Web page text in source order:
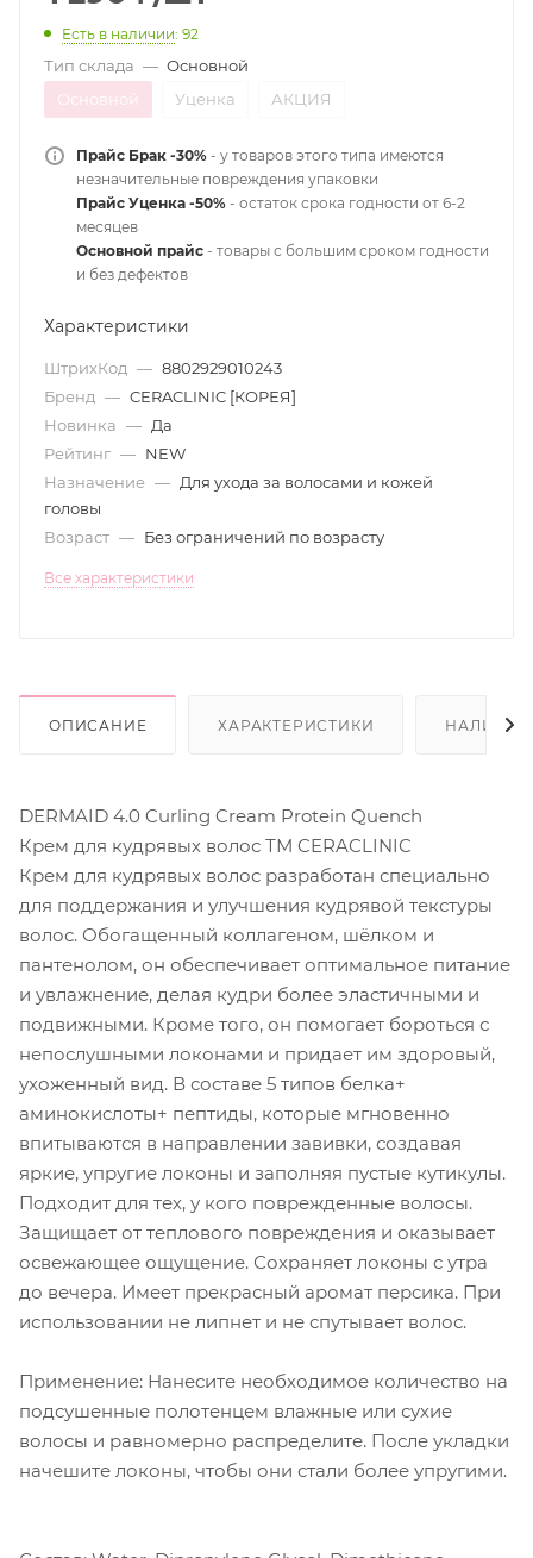
Есть в наличии: 92
Тип склада — Основной
Основной
Уценка АКЦИЯ
Прайс Брак -30% - у товаров этого типа имеются
незначительные повреждения упаковки
Прайс Уценка -50% - остаток срока годности от 6-2
месяцев
Основной прайс - товары с большим сроком годности
и без дефектов
Характеристики
ШтрихКод — 8802929010243
Бренд — CERACLINIC [КОРЕЯ]
Новинка — Да
Рейтинг — NEW
Назначение — Для ухода за волосами и кожей
головы
Возраст — Без ограничений по возрасту
Все характеристики
ОПИСАНИЕ ХАРАКТЕРИСТИКИ НАЛИЧИЕ
DERMAID 4.0 Curling Cream Protein Quench
Крем для кудрявых волос ТМ CERACLINIC
Крем для кудрявых волос разработан специально
для поддержания и улучшения кудрявой текстуры
волос. Обогащенный коллагеном, шёлком и
пантенолом, он обеспечивает оптимальное питание
и увлажнение, делая кудри более эластичными и
подвижными. Кроме того, он помогает бороться с
непослушными локонами и придает им здоровый,
ухоженный вид. В составе 5 типов белка+
аминокислоты+ пептиды, которые мгновенно
впитываются в направлении завивки, создавая
яркие, упругие локоны и заполняя пустые кутикулы.
Подходит для тех, у кого поврежденные волосы.
Защищает от теплового повреждения и оказывает
освежающее ощущение. Сохраняет локоны с утра
до вечера. Имеет прекрасный аромат персика. При
использовании не липнет и не спутывает волос.
Применение: Нанесите необходимое количество на
подсушенные полотенцем влажные или сухие
волосы и равномерно распределите. После укладки
начешите локоны, чтобы они стали более упругими.